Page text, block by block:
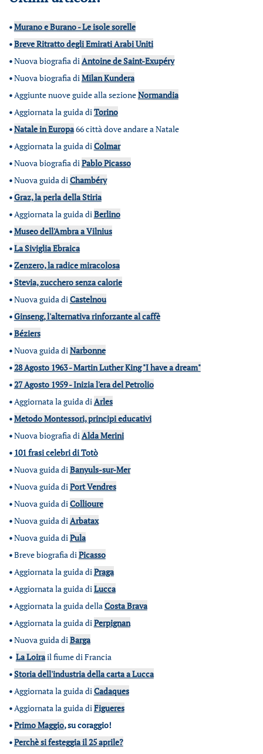
•Murano e Burano - Le isole sorelle
•Breve Ritratto degli Emirati Arabi Uniti
•Nuova biografia diAntoine de Saint-Exupéry
•Nuova biografia diMilan Kundera
•Aggiunte nuove guide alla sezioneNormandia
•Aggiornata la guida diTorino
•Natale in Europa66 città dove andare a Natale
•Aggiornata la guida diColmar
•Nuova biografia diPablo Picasso
•Nuova guida diChambéry
•Graz, la perla della Stiria
•Aggiornata la guida diBerlino
•Museo dell'Ambra a Vilnius
•La Siviglia Ebraica
•Zenzero, la radice miracolosa
•Stevia, zucchero senza calorie
•Nuova guida diCastelnou
•Ginseng, l'alternativa rinforzante al caffè
•Béziers
•Nuova guida diNarbonne
•28 Agosto 1963 - Martin Luther King "I have a dream"
•27 Agosto 1959 - Inizia l'era del Petrolio
•Aggiornata la guida diArles
•Metodo Montessori, principi educativi
•Nuova biografia diAlda Merini
• 101 frasi celebri di Totò
•Nuova guida diBanyuls-sur-Mer
•Nuova guida diPort Vendres
•Nuova guida diCollioure
•Nuova guida diArbatax
•Nuova guida diPula
•Breve biografia diPicasso
•Aggiornata la guida diPraga
•Aggiornata la guida diLucca
•Aggiornata la guida dellaCosta Brava
•Aggiornata la guida diPerpignan
•Nuova guida diBarga
• La Loirail fiume di Francia
•Storia dell'industria della carta a Lucca
•Aggiornata la guida diCadaques
•Aggiornata la guida diFigueres
•Primo Maggio, su coraggio!
•Perchè si festeggia il 25 aprile?